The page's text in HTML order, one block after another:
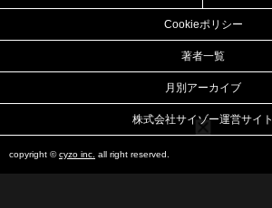
Cookieポリシー
著者一覧
月別アーカイブ
株式会社サイゾー運営サイト
copyright ©cyzo inc. all right reserved.